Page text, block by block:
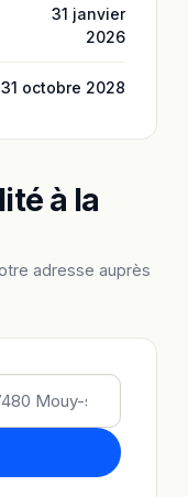
31 janvier
2026
31 octobre 2028
à la
adresse auprès